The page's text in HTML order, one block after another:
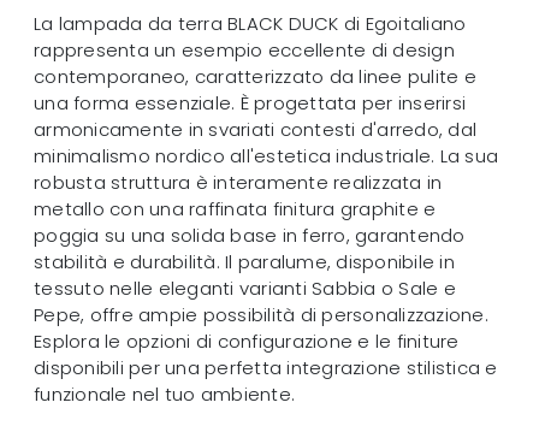
La lampada da terra BLACK DUCK di Egoitaliano
rappresenta un esempio eccellente di design
contemporaneo, caratterizzato da linee pulite e
una forma essenziale. È progettata per inserirsi
armonicamente in svariati contesti d'arredo, dal
minimalismo nordico all'estetica industriale. La sua
robusta struttura è interamente realizzata in
metallo con una raffinata finitura graphite e
poggia su una solida base in ferro, garantendo
stabilità e durabilità. Il paralume, disponibile in
tessuto nelle eleganti varianti Sabbia o Sale e
Pepe, offre ampie possibilità di personalizzazione.
Esplora le opzioni di configurazione e le finiture
disponibili per una perfetta integrazione stilistica e
funzionale nel tuo ambiente.